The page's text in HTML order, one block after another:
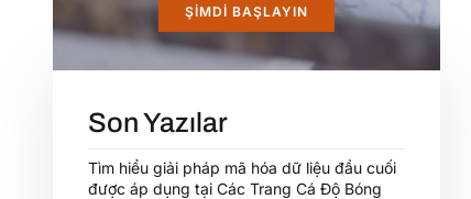
ŞIMDI BAŞLAYIN
Son Yazılar
Tìm hiểu giải pháp mã hóa dữ liệu đầu cuối
được áp dụng tại Các Trang Cá Độ Bóng